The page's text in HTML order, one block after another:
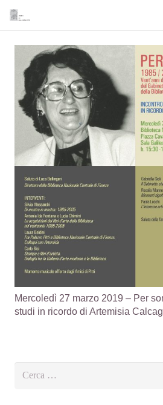
Mercoledì 27 marzo 2019 – Per
studi in ricordo di Artemisia